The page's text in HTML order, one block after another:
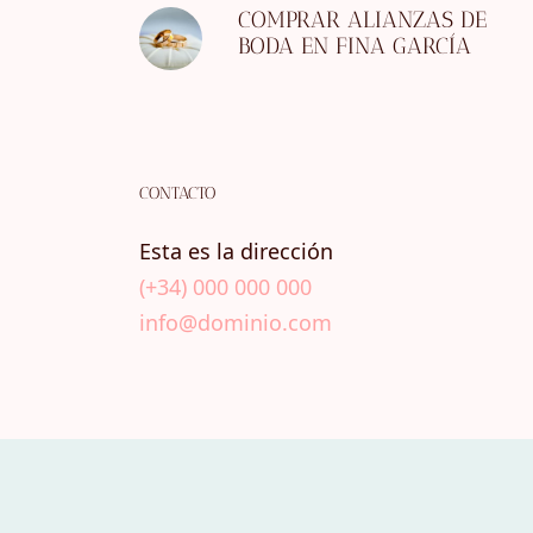
COMPRAR ALIANZAS DE
BODA EN FINA GARCÍA
CONTACTO
Esta es la dirección
(+34) 000 000 000
info@dominio.com